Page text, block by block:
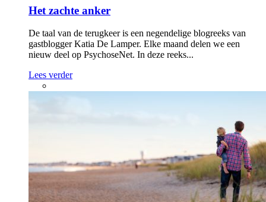
Het zachte anker
De taal van de terugkeer is een negendelige blogreeks van
gastblogger Katia De Lamper. Elke maand delen we een
nieuw deel op PsychoseNet. In deze reeks...
Lees verder